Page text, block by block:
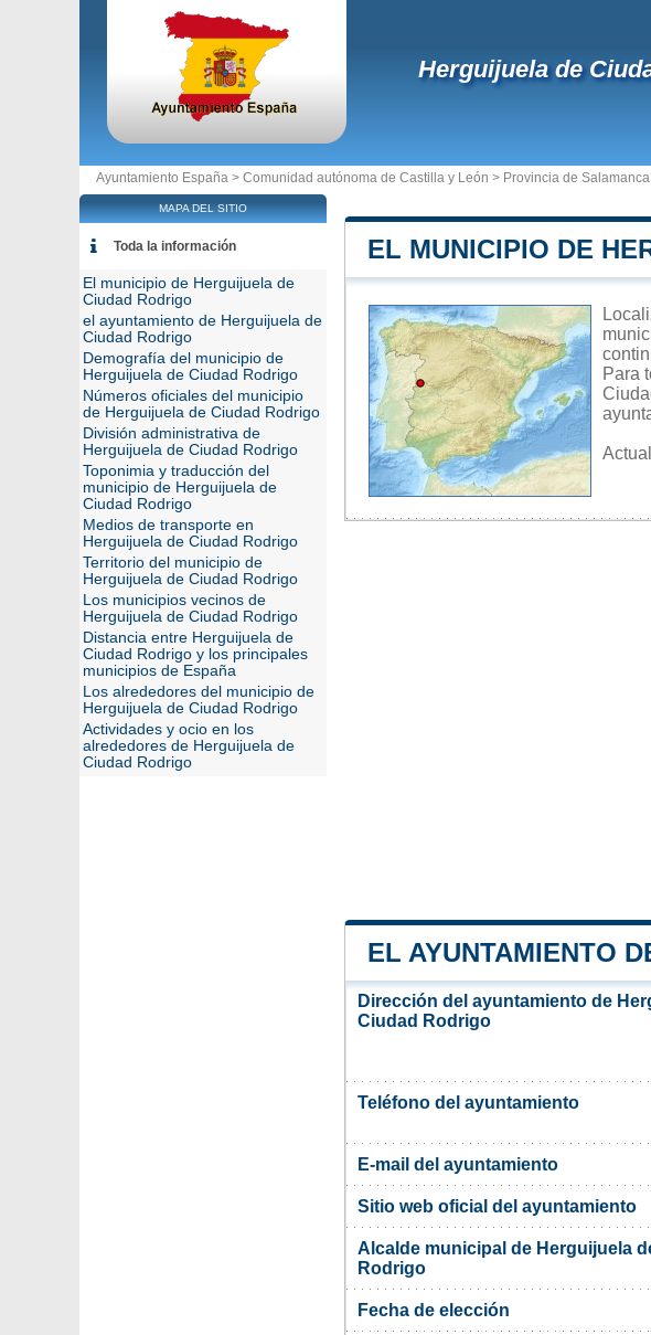
Herguijuela de
Ayuntamiento España > Comunidad autónoma de Castilla y León > Provincia de Salamanca
EL MUNICIPIO DE
Para
EL AYUNTAMIENTO
Dirección del ayuntamiento de
Ciudad Rodrigo
Teléfono del ayuntamiento
E-mail del ayuntamiento
Sitio web oficial del ayuntamiento
Alcalde municipal de Herguijuela
Rodrigo
Fecha de elección
MAPA DEL SITIO
Toda la información
El municipio de Herguijuela de
Ciudad Rodrigo
el ayuntamiento de Herguijuela de
Ciudad Rodrigo
Demografía del municipio de
Herguijuela de Ciudad Rodrigo
Números oficiales del municipio
de Herguijuela de Ciudad Rodrigo
División administrativa de
Herguijuela de Ciudad Rodrigo
Toponimia y traducción del
municipio de Herguijuela de
Ciudad Rodrigo
Medios de transporte en
Herguijuela de Ciudad Rodrigo
Territorio del municipio de
Herguijuela de Ciudad Rodrigo
Los municipios vecinos de
Herguijuela de Ciudad Rodrigo
Distancia entre Herguijuela de
Ciudad Rodrigo y los principales
municipios de España
Los alrededores del municipio de
Herguijuela de Ciudad Rodrigo
Actividades y ocio en los
alrededores de Herguijuela de
Ciudad Rodrigo